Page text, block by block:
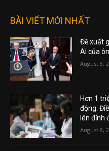
BÀI VIẾT MỚI NHẤT
Đề xuất
AI của
August 8,
Hơn 1
động:
lên đỉnh
August 8,